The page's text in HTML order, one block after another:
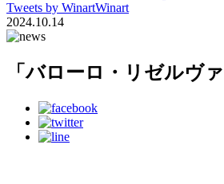
Tweets by WinartWinart
2024.10.14
「バローロ・リゼルヴ